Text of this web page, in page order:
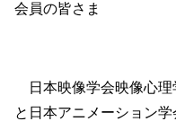
会員の皆さま
日本映像学会映像心理
と日本アニメーション